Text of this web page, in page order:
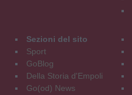
Sezioni del sito
Sport
GoBlog
Della Storia d'Empoli
Go(od) News